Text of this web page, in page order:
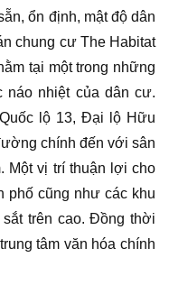
ổn định, mật độ dân
chung cư The Habitat
tại một trong những
nhiệt của dân cư.
lộ 13, Đại lộ Hữu
chính đến với sân
Một vị trí thuận lợi cho
phố cũng như các khu
trên cao. Đồng thời
tâm văn hóa chính